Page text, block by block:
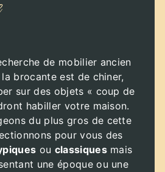
de mobilier ancien
brocante est de chiner,
sur des objets « coup de
habiller votre maison.
du plus gros de cette
pour vous des
ou classiquesmais
une époque ou une